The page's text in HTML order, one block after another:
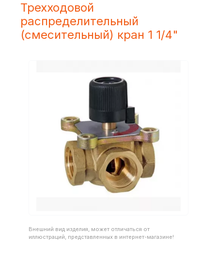
Трехходовой
распределительный
(смесительный) кран 1 1/4"
Внешний вид изделия, может отличаться от
иллюстраций, представленных в интернет-магазине!